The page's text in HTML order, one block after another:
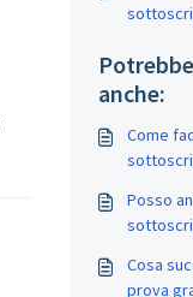
anche:
Come
Posso
Cosa
prova